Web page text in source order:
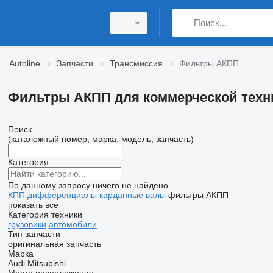
Autoline Запчасти Трансмиссия Фильтры АКПП
Фильтры АКПП для коммерческой
Поиск
(каталожный номер, марка, модель, запчасть)
Категория
По данному запросу ничего не найдено
КПП дифференциалы карданные валы фильтры АКПП
показать все
Категория техники
грузовики автомобили
Тип запчасти
оригинальная запчасть
Марка
Audi Mitsubishi